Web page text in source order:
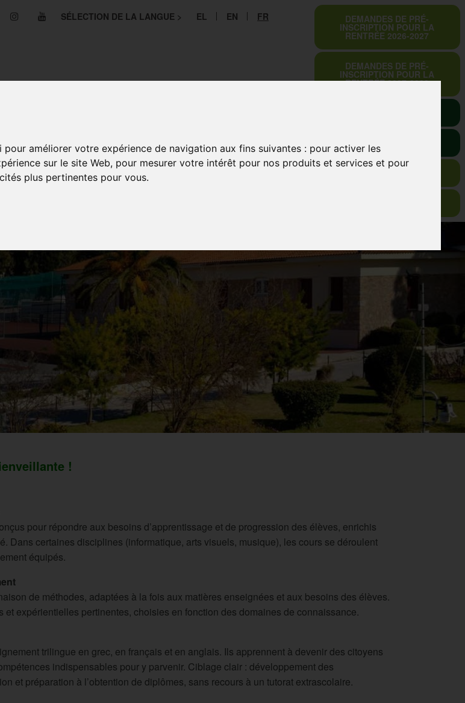
améliorer votre expérience de navigation aux fins suivantes : pour activer les
sur le site Web, pour mesurer votre intérêt pour nos produits et services et pour
plus pertinentes pour vous.
SÉLECTION DE LA LANGUE > EL EN FR DEMANDES DE PRÉ-
INSCRIPTION POUR LA
RENTRÉE 2026-2027
DEMANDES DE PRÉ-
INSCRIPTION POUR LA
RENTRÉE 2027-2028
SO-SIMPLE
!
pour répondre aux besoins d’apprentissage et de progression des élèves, enrichis
Dans certaines disciplines (informatique, arts visuels, musique), les cours se déroulent
équipés.
de méthodes, adaptées à la fois aux matières enseignées et aux besoins des élèves.
et expérientielles pertinentes, choisies en fonction des domaines de connaissance.
trilingue en grec, en français et en anglais. Ils apprennent à devenir des citoyens
indispensables pour y parvenir. Ciblage clair : développement des
et préparation à l’obtention de diplômes, sans recours à un tutorat extrascolaire.